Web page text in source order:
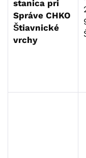
stanica pri
Správe CHKO
Štiavnické
vrchy